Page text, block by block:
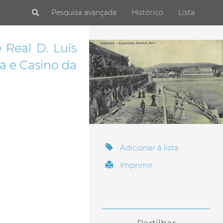
SubmitPesquisa avançada Histórico Lista
Real D. Luís
e Casino da
Adicionar à lista
Imprimir